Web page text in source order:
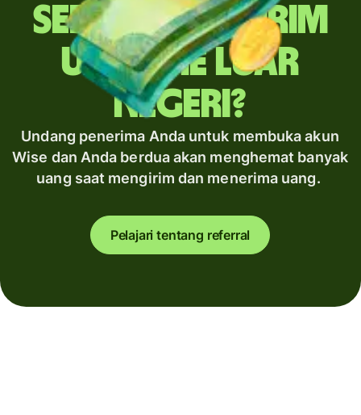
Sering mengirim
uang ke luar
negeri?
Undang penerima Anda untuk membuka akun
Wise dan Anda berdua akan menghemat banyak
uang saat mengirim dan menerima uang.
Pelajari tentang referral